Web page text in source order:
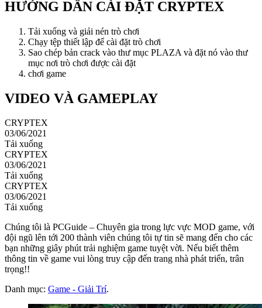
HƯỚNG DẪN CÀI ĐẶT CRYPTEX
Tải xuống và giải nén trò chơi
Chạy tệp thiết lập để cài đặt trò chơi
Sao chép bản crack vào thư mục PLAZA và đặt nó vào thư
mục nơi trò chơi được cài đặt
chơi game
VIDEO VÀ GAMEPLAY
CRYPTEX
03/06/2021
Tải xuống
CRYPTEX
03/06/2021
Tải xuống
CRYPTEX
03/06/2021
Tải xuống
Chúng tôi là PCGuide – Chuyên gia trong lực vực MOD game, với
đội ngũ lên tới 200 thành viên chúng tôi tự tin sẽ mang đến cho các
bạn những giây phút trải nghiệm game tuyệt vời. Nếu biết thêm
thông tin về game vui lòng truy cập đến trang nhà phát triển, trân
trọng!!
Danh mục: Game - Giải Trí.